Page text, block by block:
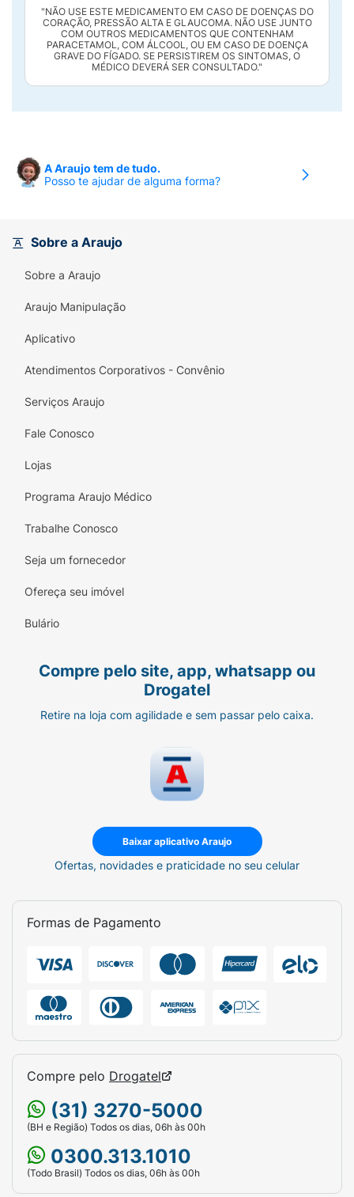
"NÃO USE ESTE MEDICAMENTO EM CASO DE DOENÇAS DO
CORAÇÃO, PRESSÃO ALTA E GLAUCOMA. NÃO USE JUNTO
COM OUTROS MEDICAMENTOS QUE CONTENHAM
PARACETAMOL, COM ÁLCOOL, OU EM CASO DE DOENÇA
GRAVE DO FÍGADO. SE PERSISTIREM OS SINTOMAS, O
MÉDICO DEVERÁ SER CONSULTADO."
A Araujo tem de tudo.
Posso te ajudar de alguma forma?
Sobre a Araujo
Sobre a Araujo
Araujo Manipulação
Aplicativo
Atendimentos Corporativos - Convênio
Serviços Araujo
Fale Conosco
Lojas
Programa Araujo Médico
Trabalhe Conosco
Seja um fornecedor
Ofereça seu imóvel
Bulário
Compre pelo site, app, whatsapp ou
Drogatel
Retire na loja com agilidade e sem passar pelo caixa.
Baixar aplicativo Araujo
Ofertas, novidades e praticidade no seu celular
Formas de Pagamento
Compre pelo Drogatel
(31) 3270-5000
(BH e Região) Todos os dias, 06h às 00h
0300.313.1010
(Todo Brasil) Todos os dias, 06h às 00h